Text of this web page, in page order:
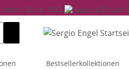
Since 1982 Deutsch
Bestsellerkollektionen